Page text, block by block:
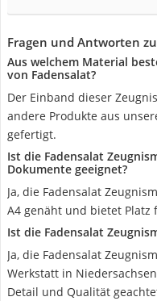
Fragen und Antworten
Aus welchem Material
von Fadensalat?
Der Einband dieser
andere Produkte aus
gefertigt.
Ist die Fadensalat
Dokumente geeignet?
Ja, die Fadensalat
A4 genäht und bietet Platz
Ist die Fadensalat
Ja, die Fadensalat
Werkstatt in
Detail und Qualität